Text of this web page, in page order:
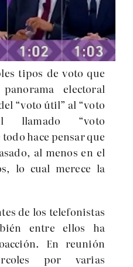
tipos de voto que
electoral
“voto útil” al “voto
llamado “voto
hace pensar que
al menos en el
lo cual merece la
de los telefonistas
entre ellos ha
En reunión
por varias